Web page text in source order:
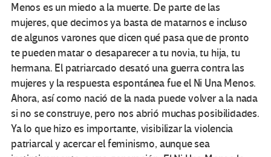
Menos es un miedo a la muerte. De parte de las
mujeres, que decimos ya basta de matarnos e incluso
de algunos varones que dicen qué pasa que de pronto
te pueden matar o desaparecer a tu novia, tu hija, tu
hermana. El patriarcado desató una guerra contra las
mujeres y la respuesta espontánea fue el Ni Una Menos.
Ahora, así como nació de la nada puede volver a la nada
si no se construye, pero nos abrió muchas posibilidades.
Ya lo que hizo es importante, visibilizar la violencia
patriarcal y acercar el feminismo, aunque sea